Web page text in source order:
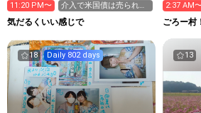
11:20 PM〜
介入で米国債は売られて
いなかった。リバースレ
ポ
気だるくいい感じで
2:37 AM
ごろー村！
18 Daily 802 days 13